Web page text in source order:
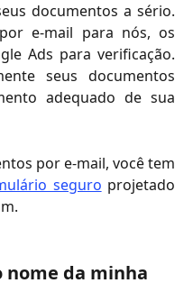
documentos a sério.
e-mail para nós, os
Ads para verificação.
seus documentos
adequado de sua
por e-mail, você tem
seguro projetado
nome da minha